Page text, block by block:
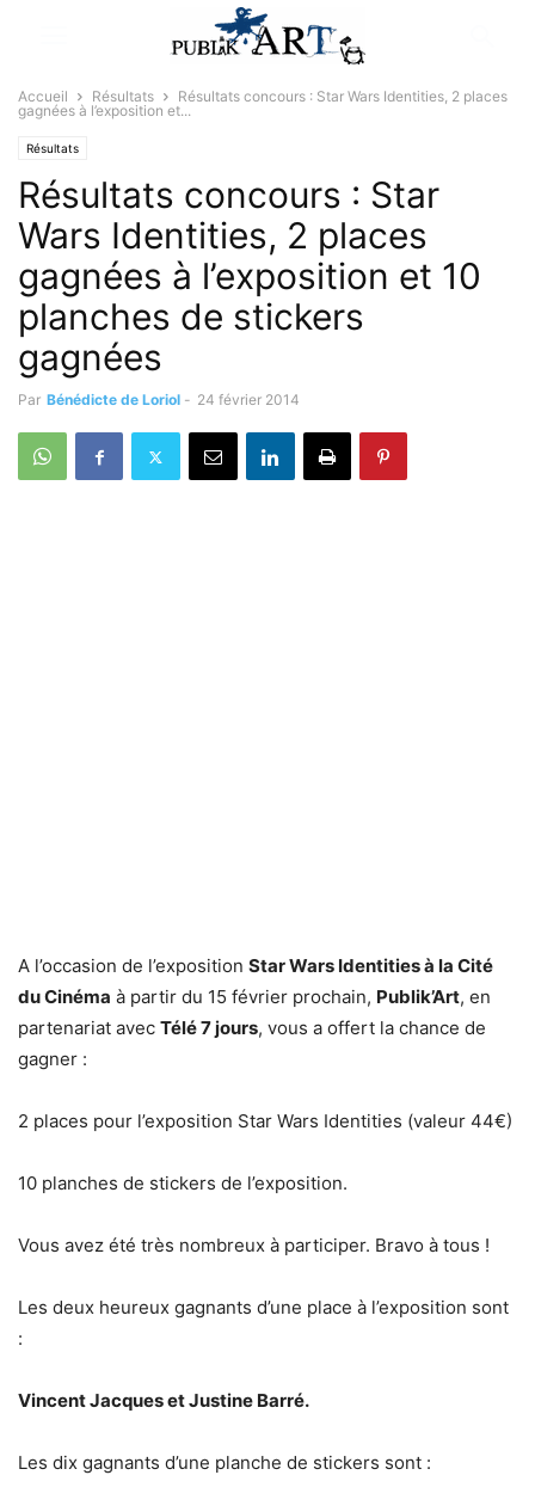
Accueil Résultats
Résultats concours : Star Wars Identities, 2 places
gagnées à l’exposition et...
Résultats
Résultats concours : Star
Wars Identities, 2 places
gagnées à l’exposition et 10
planches de stickers
gagnées
Par Bénédicte de Loriol - 24 février 2014
A l’occasion de l’exposition Star Wars Identities à la Cité
du Cinéma à partir du 15 février prochain, Publik’Art, en
partenariat avec Télé 7 jours, vous a offert la chance de
gagner :
2 places pour l’exposition Star Wars Identities (valeur 44€)
10 planches de stickers de l’exposition.
Vous avez été très nombreux à participer. Bravo à tous !
Les deux heureux gagnants d’une place à l’exposition sont
:
Vincent Jacques et Justine Barré.
Les dix gagnants d’une planche de stickers sont :